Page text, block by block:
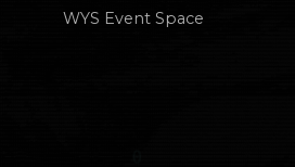
WYS Event Space